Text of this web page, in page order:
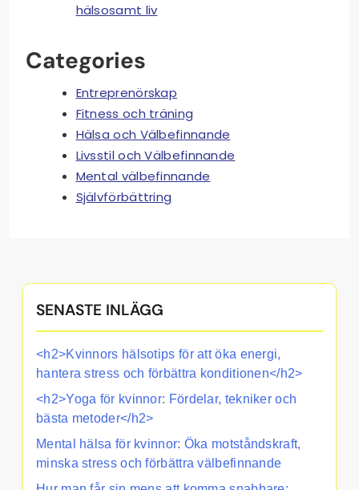
hälsosamt liv
Categories
Entreprenörskap
Fitness och träning
Hälsa och Välbefinnande
Livsstil och Välbefinnande
Mental välbefinnande
Självförbättring
SENASTE INLÄGG
<h2>Kvinnors hälsotips för att öka energi,
hantera stress och förbättra konditionen</h2>
<h2>Yoga för kvinnor: Fördelar, tekniker och
bästa metoder</h2>
Mental hälsa för kvinnor: Öka motståndskraft,
minska stress och förbättra välbefinnande